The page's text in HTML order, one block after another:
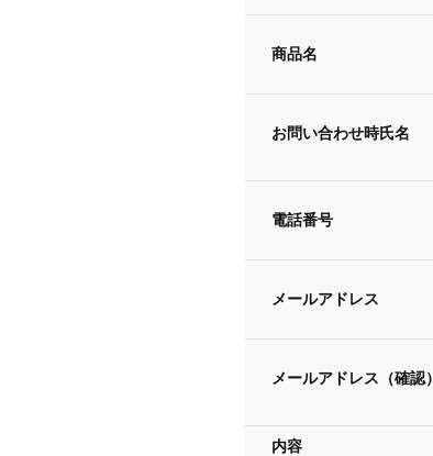
商品名
お問い合わせ時氏名
電話番号
メールアドレス
メールアドレス（確認）
内容